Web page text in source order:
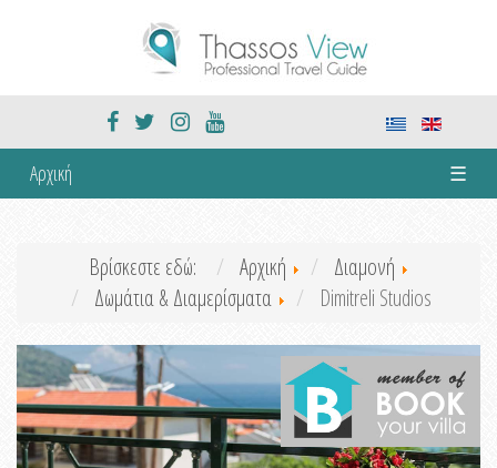
Αρχική ☰
Βρίσκεστε εδώ: Αρχική
Διαμονή
Δωμάτια & Διαμερίσματα
Dimitreli Studios